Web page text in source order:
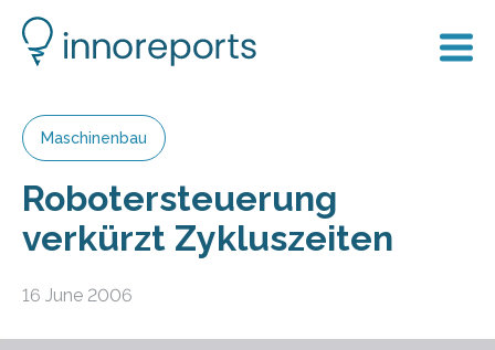
Maschinenbau
Robotersteuerung
verkürzt Zykluszeiten
16 June 2006